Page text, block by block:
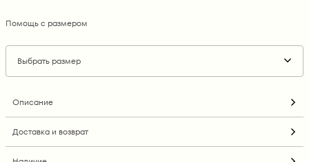
Помощь с размером
Выбрать размер
Описание
Доставка и возврат